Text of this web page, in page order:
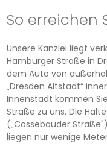
So erreichen
Unsere Kanzlei liegt
Hamburger Straße in
dem Auto von
„Dresden Altstadt“
Innenstadt kommen
Straße zu uns. Die
(„Cossebauder
liegen nur wenige